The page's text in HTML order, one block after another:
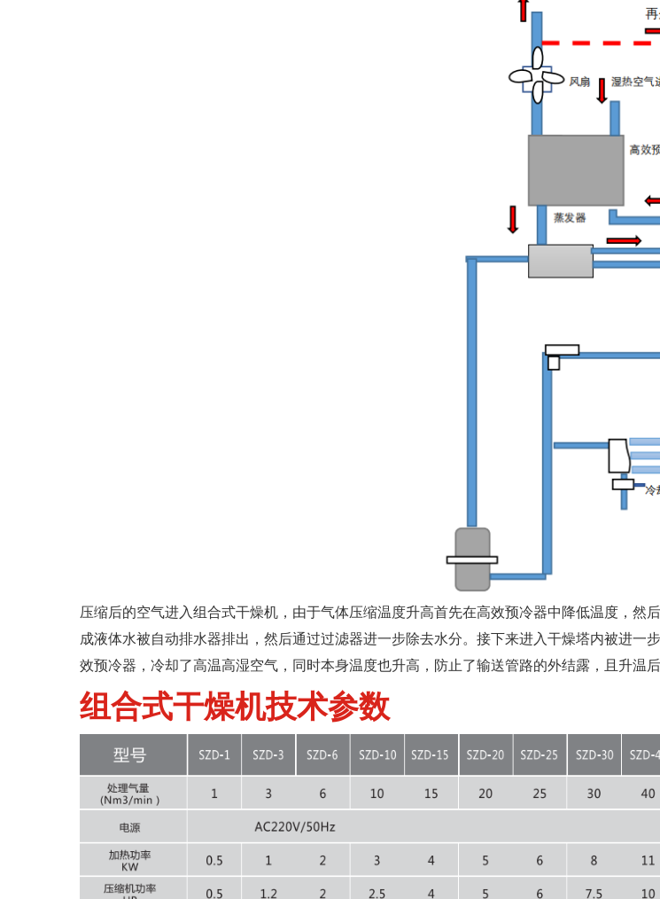
压缩后的空气进入组合式干燥机，由于气体压缩温度升高首先在高效预冷器中降低温度，
成液体水被自动排水器排出，然后通过过滤器进一步除去水分。接下来进入干燥塔内被进
效预冷器，冷却了高温高湿空气，同时本身温度也升高，防止了输送管路的外结露，且升温
组合式干燥机技术参数